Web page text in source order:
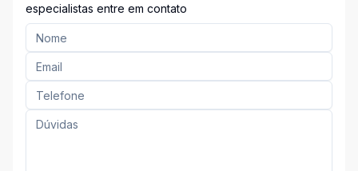
especialistas entre em contato